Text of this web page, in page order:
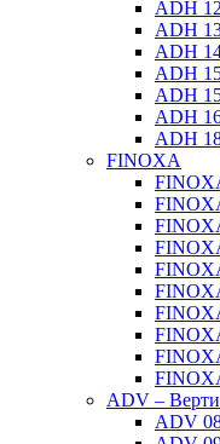
ADH
ADH
ADH
ADH
ADH
ADH
ADH
FINOXA
ADV –
ADV